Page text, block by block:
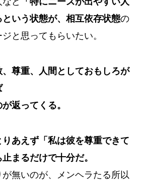
いう状態が、相互依存状態の
と思ってもらいたい。
尊重、人間としておもしろが
返ってくる。
あえず「私は彼を尊重できて
まるだけで十分だ。
無いのが、メンヘラたる所以